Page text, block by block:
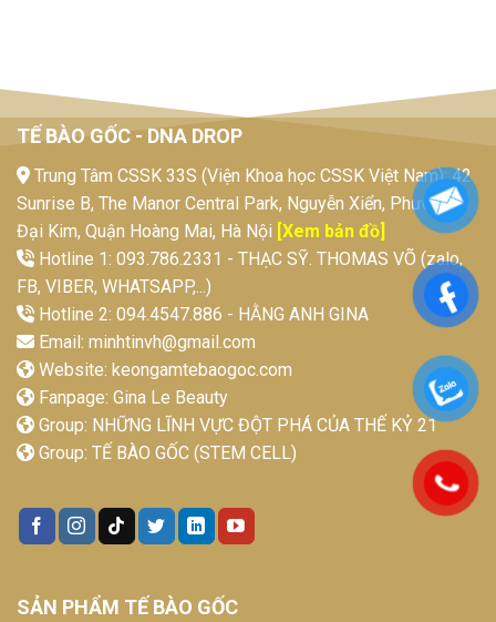
TẾ BÀO GỐC - DNA DROP
Trung Tâm CSSK 33S (Viện Khoa học CSSK Việt Nam): 42
Sunrise B, The Manor Central Park, Nguyễn Xiển, Phường
Đại Kim, Quận Hoàng Mai, Hà Nội [Xem bản đồ]
Hotline 1: 093.786.2331 - THẠC SỸ. THOMAS VÕ (zalo,
FB, VIBER, WHATSAPP,...)
Hotline 2: 094.4547.886 - HẰNG ANH GINA
Email: minhtinvh@gmail.com
Website: keongamtebaogoc.com
Fanpage: Gina Le Beauty
Group: NHỮNG LĨNH VỰC ĐỘT PHÁ CỦA THẾ KỶ 21
Group: TẾ BÀO GỐC (STEM CELL)
SẢN PHẨM TẾ BÀO GỐC